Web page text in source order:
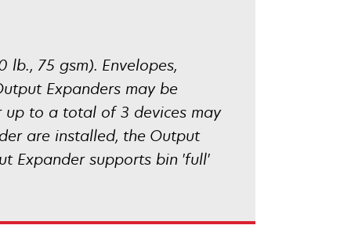
75 gsm). Envelopes,
Expanders may be
to a total of 3 devices may
are installed, the Output
Expander supports bin 'full'